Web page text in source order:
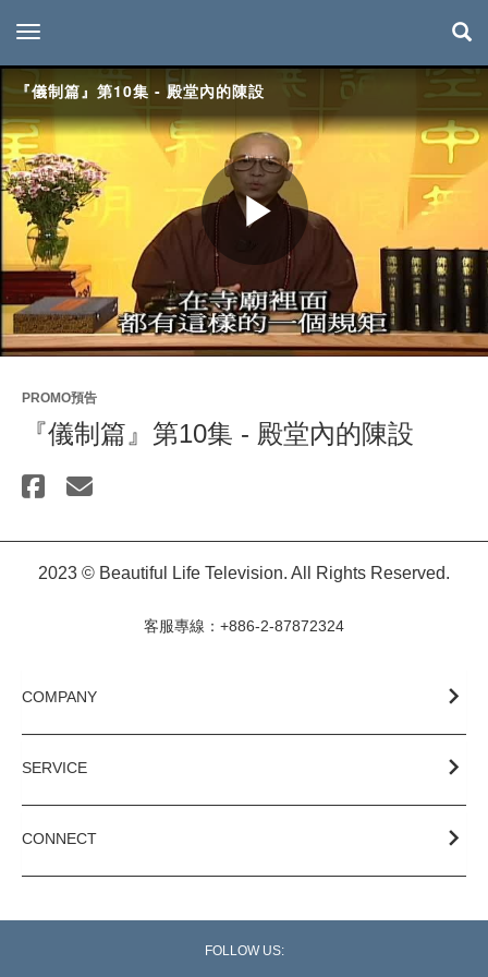
toggle navigation
『儀制篇』第10集 - 殿堂內的陳設
Play
Video
PROMO預告
『儀制篇』第10集 - 殿堂內的陳設
2023 © Beautiful Life Television. All Rights Reserved.
客服專線：+886-2-87872324
COMPANY
SERVICE
CONNECT
FOLLOW US: